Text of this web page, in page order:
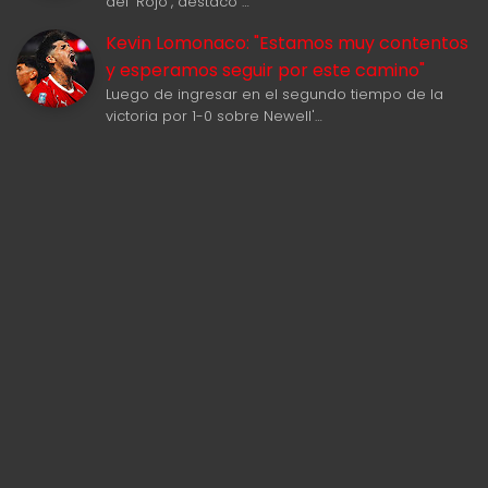
Kevin Lomonaco: "Estamos muy contentos
y esperamos seguir por este camino"
Luego de ingresar en el segundo tiempo de la
victoria por 1-0 sobre Newell'…